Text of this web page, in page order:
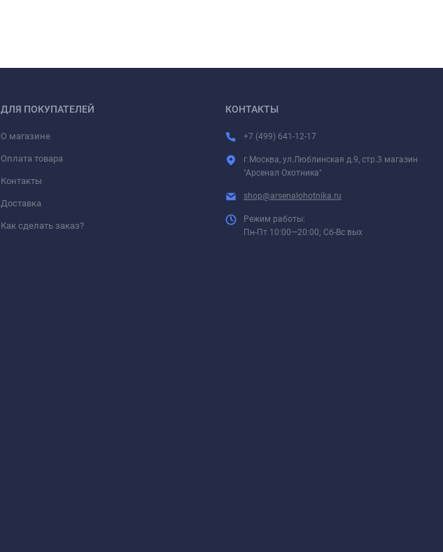
ДЛЯ ПОКУПАТЕЛЕЙ
О магазине
Оплата товара
Контакты
Доставка
Как сделать заказ?
КОНТАКТЫ
+7 (499) 641-12-17
г.Москва, ул.Люблинская д.9, стр.3 магазин
"Арсенал Охотника"
shop@arsenalohotnika.ru
Режим работы:
Пн-Пт 10:00—20:00; Сб-Вс вых